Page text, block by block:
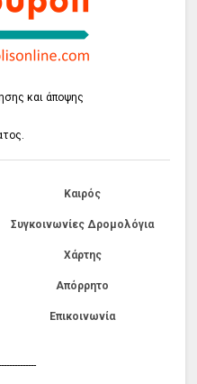
και άποψης
Καιρός
Συγκοινωνίες Δρομολόγια
Χάρτης
Απόρρητο
Επικοινωνία